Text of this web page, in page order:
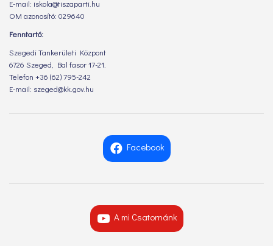
E-mail: iskola@tiszaparti.hu
OM azonosító: 029640
Fenntartó:
Szegedi Tankerületi Központ
6726 Szeged, Bal fasor 17-21.
Telefon +36 (62) 795-242
E-mail: szeged@kk.gov.hu
Facebook
A mi Csatornánk